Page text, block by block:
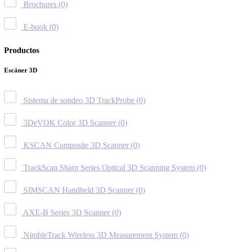
Brochures (0)
E-book (0)
Productos
Escáner 3D
Sistema de sondeo 3D TrackProbe (0)
3DeVOK Color 3D Scanner (0)
KSCAN Composite 3D Scanner (0)
TrackScan Sharp Series Optical 3D Scanning System (0)
SIMSCAN Handheld 3D Scanner (0)
AXE-B Series 3D Scanner (0)
NimbleTrack Wireless 3D Measurement System (0)